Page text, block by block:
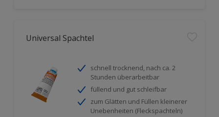
Universal Spachtel
schnell trocknend, nach ca. 2
Stunden überarbeitbar
füllend und gut schleifbar
zum Glätten und Füllen kleinerer
Unebenheiten (Fleckspachteln)